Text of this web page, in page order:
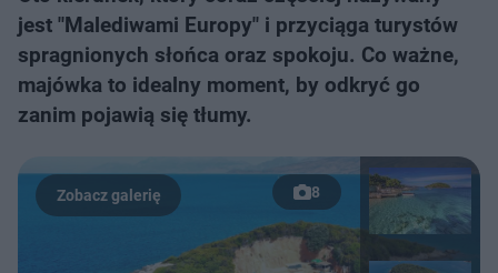
jest "Malediwami Europy" i przyciąga turystów
spragnionych słońca oraz spokoju. Co ważne,
majówka to idealny moment, by odkryć go
zanim pojawią się tłumy.
8